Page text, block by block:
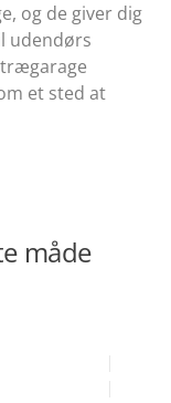
og de giver dig
udendørs
et sted at
måde